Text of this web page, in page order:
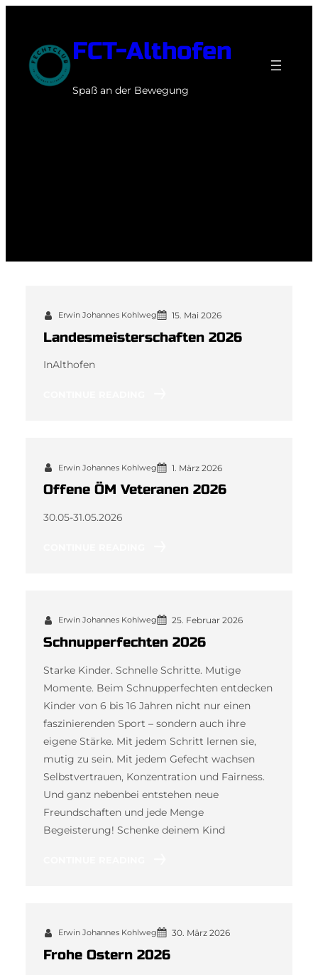
springen
FCT-Althofen
Spaß an der Bewegung
Erwin Johannes Kohlweg 15. Mai 2026
Landesmeisterschaften 2026
InAlthofen
Erwin Johannes Kohlweg 1. März 2026
Offene ÖM Veteranen 2026
30.05-31.05.2026
Erwin Johannes Kohlweg 25. Februar 2026
Schnupperfechten 2026
Starke Kinder. Schnelle Schritte. Mutige
Momente. Beim Schnupperfechten entdecken
Kinder von 6 bis 16 Jahren nicht nur einen
faszinierenden Sport – sondern auch ihre
eigene Stärke. Mit jedem Schritt lernen sie,
mutig zu sein. Mit jedem Gefecht wachsen
Selbstvertrauen, Konzentration und Fairness.
Und ganz nebenbei entstehen neue
Freundschaften und jede Menge
Begeisterung! Schenke deinem Kind
Erwin Johannes Kohlweg 30. März 2026
Frohe Ostern 2026